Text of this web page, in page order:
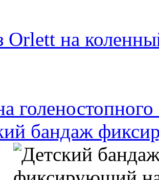
Orlett на
голеностопного
бандаж